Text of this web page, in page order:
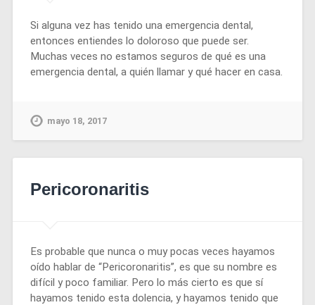
Si alguna vez has tenido una emergencia dental,
entonces entiendes lo doloroso que puede ser.
Muchas veces no estamos seguros de qué es una
emergencia dental, a quién llamar y qué hacer en casa.
mayo 18, 2017
Pericoronaritis
Es probable que nunca o muy pocas veces hayamos
oído hablar de “Pericoronaritis”, es que su nombre es
difícil y poco familiar. Pero lo más cierto es que sí
hayamos tenido esta dolencia, y hayamos tenido que